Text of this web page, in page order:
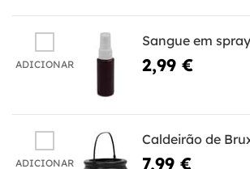
ADICIONAR
Sangue em
2,99 €
ADICIONAR
Caldeirão de
7,99 €